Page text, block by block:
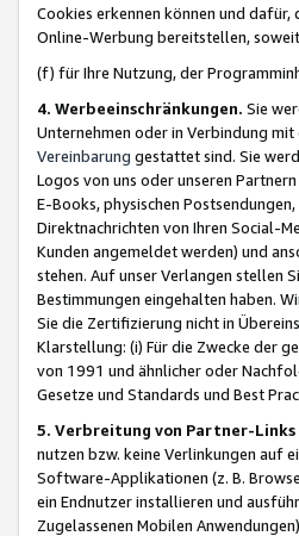
Cookies erkennen können und
Online-Werbung bereitstellen,
(f) für Ihre Nutzung, der
4. Werbeeinschränkungen. Sie
Unternehmen oder in Verbindung
Vereinbarung gestattet sind. Sie
Logos von uns oder unseren
E-Books, physischen
Direktnachrichten von Ihren Social-
Kunden angemeldet werden) und
stehen. Auf unser Verlangen stellen
Bestimmungen eingehalten haben.
Sie die Zertifizierung nicht in
Klarstellung: (i) Für die Zwecke der
von 1991 und ähnlicher oder
Gesetze und Standards und Best
5. Verbreitung von Partner-
nutzen bzw. keine Verlinkungen auf
Software-Applikationen (z. B.
ein Endnutzer installieren und
Zugelassenen Mobilen